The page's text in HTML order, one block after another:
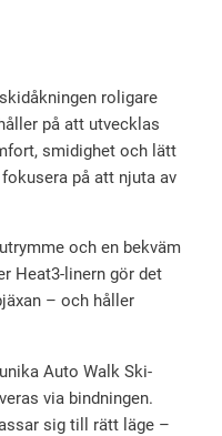
roligare
på att utvecklas
smidighet och lätt
på att njuta av
och en bekväm
Heat3-linern gör det
– och håller
Auto Walk Ski-
via bindningen.
sig till rätt läge –